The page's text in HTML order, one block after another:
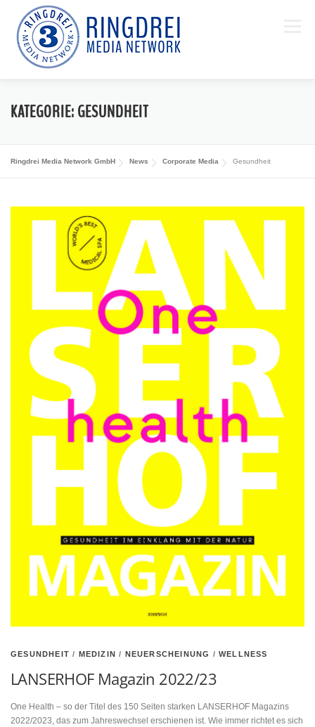
Zum Inhalt springen
WER WIR SIND LEISTUNGEN
IMPRESSIONEN NEWS TEAM KONTAKT
KATEGORIE:GESUNDHEIT
Ringdrei Media Network GmbH News Corporate Media Gesundheit
GESUNDHEIT / MEDIZIN / NEUERSCHEINUNG /WELLNESS
LANSERHOF Magazin 2022/23
One Health – so der Titel des 150 Seiten starken LANSERHOF Magazins
2022/2023, das zum Jahreswechsel erschienen ist. Wie immer richtet es sich